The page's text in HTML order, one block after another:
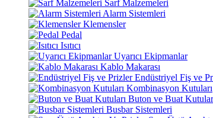
Sarf Malzemeleri
Alarm Sistemleri
Klemensler
Pedal
Isıtıcı
Uyarıcı Ekipmanlar
Kablo Makarası
Endüstriyel Fiş ve
Kombinasyon Kutuları
Buton ve Buat
Busbar Sistemleri